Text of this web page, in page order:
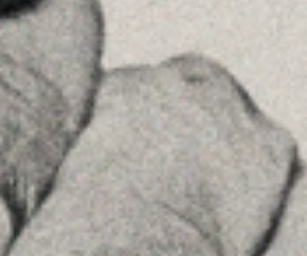
+34934677414
Ver en Google Maps
Príncipe de Vergara, 108 , 5ª planta
28002 , Madrid
+34 915759925
Ver en Google Maps
MENU